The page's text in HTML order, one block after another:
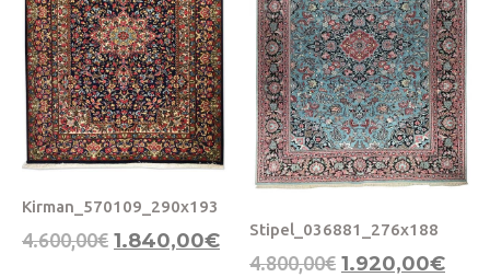
Kirman_570109_290x193
4.600,00€ 1.840,00€ Stipel_036881_276x188
4.800,00€ 1.920,00€